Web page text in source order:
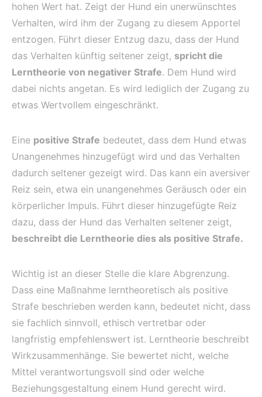
hohen Wert hat. Zeigt der Hund ein unerwünschtes
Verhalten, wird ihm der Zugang zu diesem Apportel
entzogen. Führt dieser Entzug dazu, dass der Hund
das Verhalten künftig seltener zeigt, spricht die
Lerntheorie von negativer Strafe. Dem Hund wird
dabei nichts angetan. Es wird lediglich der Zugang zu
etwas Wertvollem eingeschränkt.
Eine positive Strafe bedeutet, dass dem Hund etwas
Unangenehmes hinzugefügt wird und das Verhalten
dadurch seltener gezeigt wird. Das kann ein aversiver
Reiz sein, etwa ein unangenehmes Geräusch oder ein
körperlicher Impuls. Führt dieser hinzugefügte Reiz
dazu, dass der Hund das Verhalten seltener zeigt,
beschreibt die Lerntheorie dies als positive Strafe.
Wichtig ist an dieser Stelle die klare Abgrenzung.
Dass eine Maßnahme lerntheoretisch als positive
Strafe beschrieben werden kann, bedeutet nicht, dass
sie fachlich sinnvoll, ethisch vertretbar oder
langfristig empfehlenswert ist. Lerntheorie beschreibt
Wirkzusammenhänge. Sie bewertet nicht, welche
Mittel verantwortungsvoll sind oder welche
Beziehungsgestaltung einem Hund gerecht wird.